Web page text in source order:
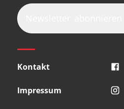
Kontakt
Impressum